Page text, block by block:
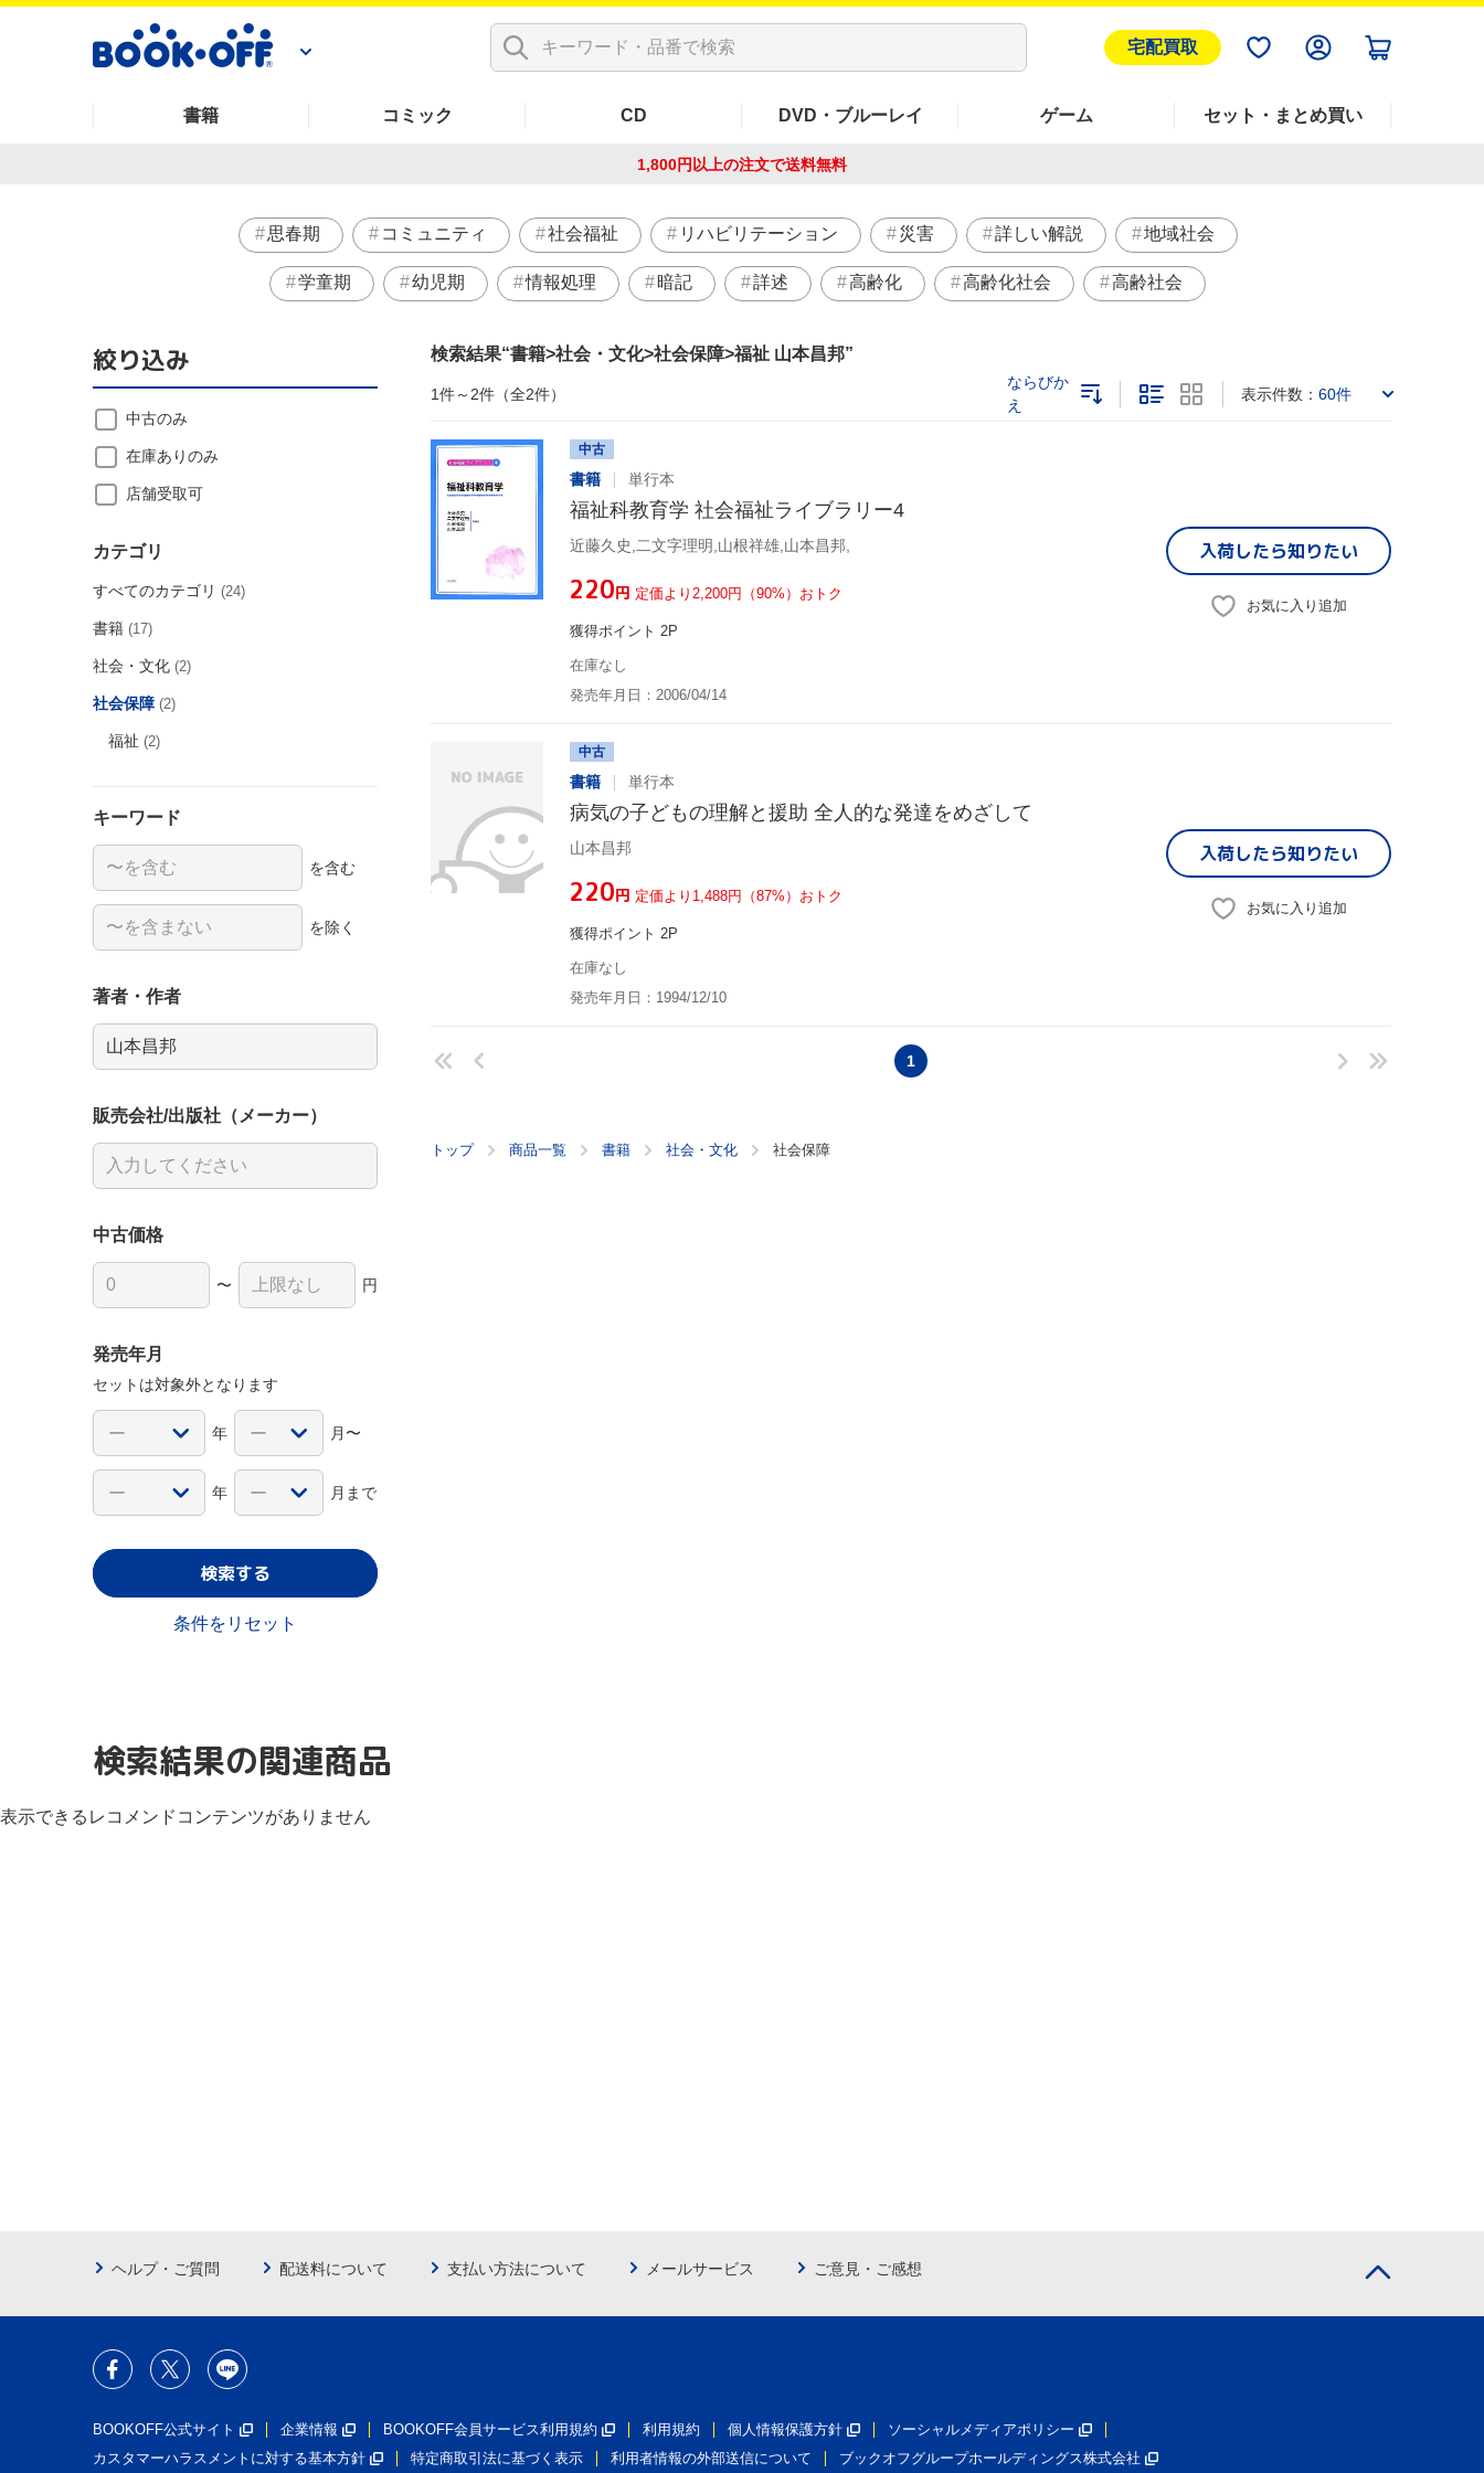
宅配買取
書籍 コミック CD DVD・ブルーレイ ゲーム セット・まとめ買い
1,800円以上の注文で送料無料
思春期 コミュニティ 社会福祉 リハビリテーション 災害 詳しい解説 地域社会
学童期 幼児期 情報処理 暗記 詳述 高齢化 高齢化社会 高齢社会
検索結果 書籍>社会・文化>社会保障>福祉 山本昌邦
1件～2件（全2件）
ならびか
え
表示件数： 60件
中古
書籍 単行本
福祉科教育学 社会福祉ライブラリー4
近藤久史,二文字理明,山根祥雄,山本昌邦,
¥220円 定価より2,200円（90%）おトク
獲得ポイント 2P
在庫なし
発売年月日：2006/04/14
入荷したら知りたい
お気に入り追加
中古
書籍 単行本
病気の子どもの理解と援助 全人的な発達をめざして
山本昌邦
¥220円 定価より1,488円（87%）おトク
獲得ポイント 2P
在庫なし
発売年月日：1994/12/10
入荷したら知りたい
お気に入り追加
1
トップ 商品一覧 書籍 社会・文化 社会保障
絞り込み
中古のみ
在庫ありのみ
店舗受取可
カテゴリ
すべてのカテゴリ (24)
書籍 (17)
社会・文化 (2)
社会保障 (2)
福祉 (2)
キーワード
を含む
を除く
著者・作者
販売会社/出版社（メーカー）
中古価格
〜 円
発売年月
セットは対象外となります
年 月〜
年 月まで
検索する
条件をリセット
検索結果の関連商品
表示できるレコメンドコンテンツがありません
ヘルプ・ご質問 配送料について 支払い方法について メールサービス ご意見・ご感想
BOOKOFF公式サイト 企業情報 BOOKOFF会員サービス利用規約 利用規約 個人情報保護方針
ソーシャルメディアポリシー
カスタマーハラスメントに対する基本方針
特定商取引法に基づく表示 利用者情報の外部送信について ブックオフグループホールディングス株式会社